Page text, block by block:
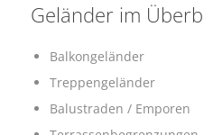
Geländer im
Balkongeländer
Treppengeländer
Balustraden / Emporen